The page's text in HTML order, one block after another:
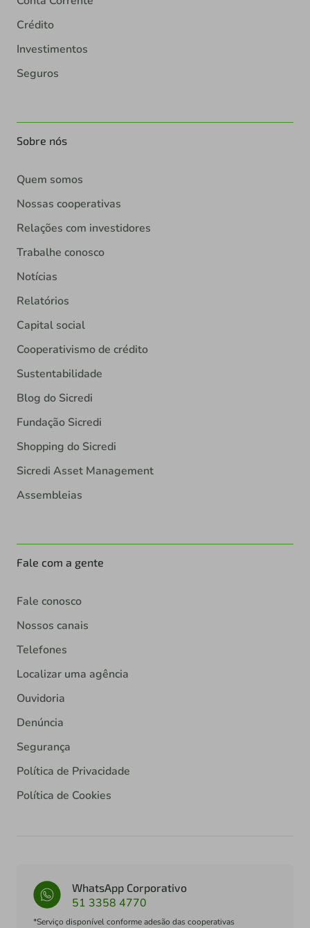
Crédito
Investimentos
Seguros
Sobre nós
Quem somos
Nossas cooperativas
Relações com investidores
Trabalhe conosco
Notícias
Relatórios
Capital social
Cooperativismo de crédito
Sustentabilidade
Blog do Sicredi
Fundação Sicredi
Shopping do Sicredi
Sicredi Asset Management
Assembleias
Fale com a gente
Fale conosco
Nossos canais
Telefones
Localizar uma agência
Ouvidoria
Denúncia
Segurança
Política de Privacidade
Política de Cookies
WhatsApp Corporativo
51 3358 4770
*Serviço disponível conforme adesão das cooperativas